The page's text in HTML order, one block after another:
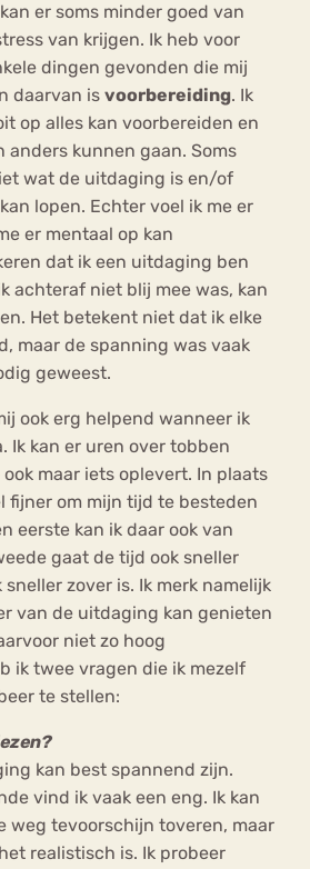
er soms minder goed van
van krijgen. Ik heb voor
dingen gevonden die mij
daarvan is voorbereiding. Ik
op alles kan voorbereiden en
kunnen gaan. Soms
wat de uitdaging is en/of
lopen. Echter voel ik me er
er mentaal op kan
dat ik een uitdaging ben
achteraf niet blij mee was, kan
Het betekent niet dat ik elke
maar de spanning was vaak
geweest.
ook erg helpend wanneer ik
Ik kan er uren over tobben
maar iets oplevert. In plaats
fijner om mijn tijd te besteden
eerste kan ik daar ook van
gaat de tijd ook sneller
zover is. Ik merk namelijk
van de uitdaging kan genieten
niet zo hoog
ik twee vragen die ik mezelf
te stellen:
kan best spannend zijn.
vind ik vaak een eng. Ik kan
weg tevoorschijn toveren, maar
realistisch is. Ik probeer